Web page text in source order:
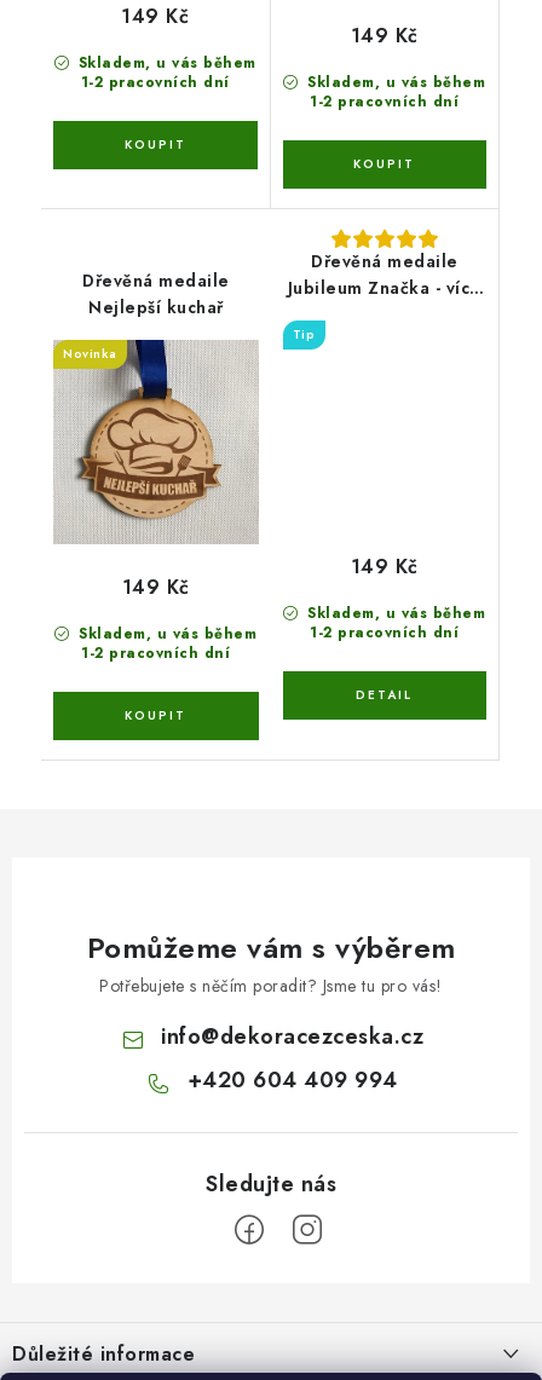
Skladem, u vás během
1-2 pracovních dní
149 Kč
Skladem, u vás během
1-2 pracovních dní
149 Kč
Dřevěná medaile
Nejlepší kuchař
Novinka
Skladem, u vás během
1-2 pracovních dní
149 Kč
Dřevěná medaile
Jubileum Značka - více
Tip
Skladem, u vás během
1-2 pracovních dní
149 Kč
Pomůžeme vám s výběrem
Potřebujete s něčím poradit? Jsme tu pro vás!
info@dekoracezceska.cz
+420 604 409 994
pDůležité informace